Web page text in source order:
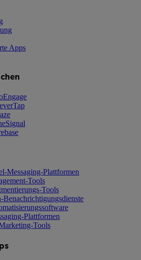
Apps
Messaging-Plattformen
Tools
Tools
Benachrichtigungsdienste
Plattformen
Tools